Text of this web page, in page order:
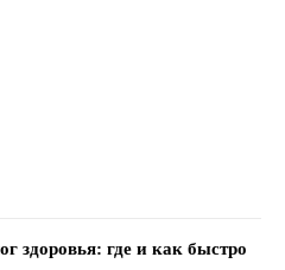
здоровья: где и как быстро